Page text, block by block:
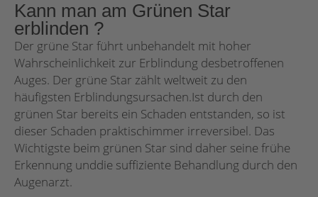
Kann man am Grünen Star
erblinden ?
Der grüne Star führt unbehandelt mit hoher
Wahrscheinlichkeit zur Erblindung desbetroffenen
Auges. Der grüne Star zählt weltweit zu den
häufigsten Erblindungsursachen.Ist durch den
grünen Star bereits ein Schaden entstanden, so ist
dieser Schaden praktischimmer irreversibel. Das
Wichtigste beim grünen Star sind daher seine frühe
Erkennung unddie suffiziente Behandlung durch den
Augenarzt.